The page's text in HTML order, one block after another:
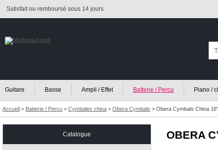
Satisfait ou remboursé sous 14 jours
Guitare Basse Ampli / Effet Batterie / Percu Piano /
Accueil > Batterie / Percu > Cymbales china > Obera Cymbals > Obera Cymbals China
OBERA
Catalogue